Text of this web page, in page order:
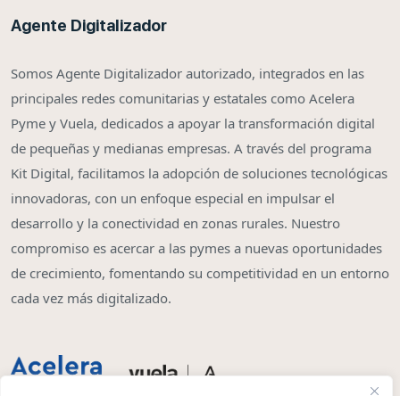
Agente Digitalizador
Somos Agente Digitalizador autorizado, integrados en las
principales redes comunitarias y estatales como Acelera
Pyme y Vuela, dedicados a apoyar la transformación digital
de pequeñas y medianas empresas. A través del programa
Kit Digital, facilitamos la adopción de soluciones tecnológicas
innovadoras, con un enfoque especial en impulsar el
desarrollo y la conectividad en zonas rurales. Nuestro
compromiso es acercar a las pymes a nuevas oportunidades
de crecimiento, fomentando su competitividad en un entorno
cada vez más digitalizado.